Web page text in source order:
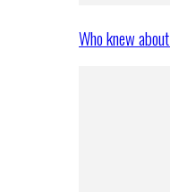
Who knew